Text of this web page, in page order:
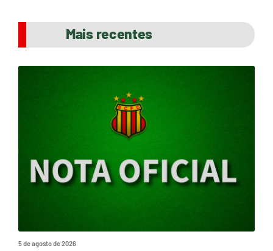
Mais recentes
5 de agosto de 2026